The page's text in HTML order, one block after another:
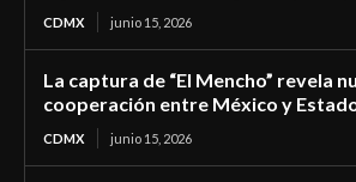
CDMX junio 15, 2026
La captura de “El Mencho” revela
cooperación entre México y
CDMX junio 15, 2026